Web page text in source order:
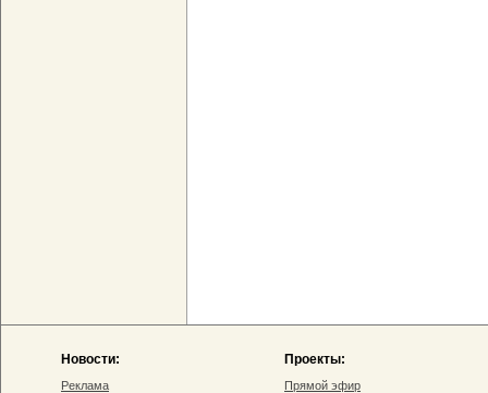
Новости:
Реклама
Проекты:
Прямой эфир